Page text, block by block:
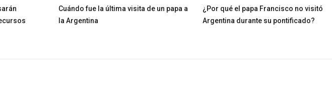
Cuándo fue la última visita de un papa a
la Argentina
¿Por qué el papa Francisco no visitó
Argentina durante su pontificado?